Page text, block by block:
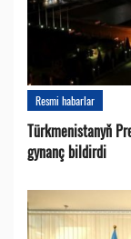
Resmi habarlar
Türkmenistanyň
gynanç bildirdi